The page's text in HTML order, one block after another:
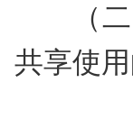
（
共享使